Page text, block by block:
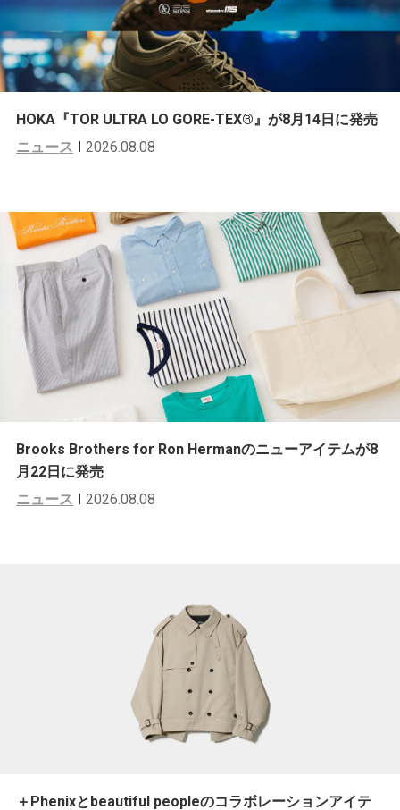
HOKA『TOR ULTRA LO GORE-TEX®︎』が8月14日に発売
ニュース
2026.08.08
Brooks Brothers for Ron Hermanのニューアイテムが8
月22日に発売
ニュース
2026.08.08
＋Phenixとbeautiful peopleのコラボレーションアイテ